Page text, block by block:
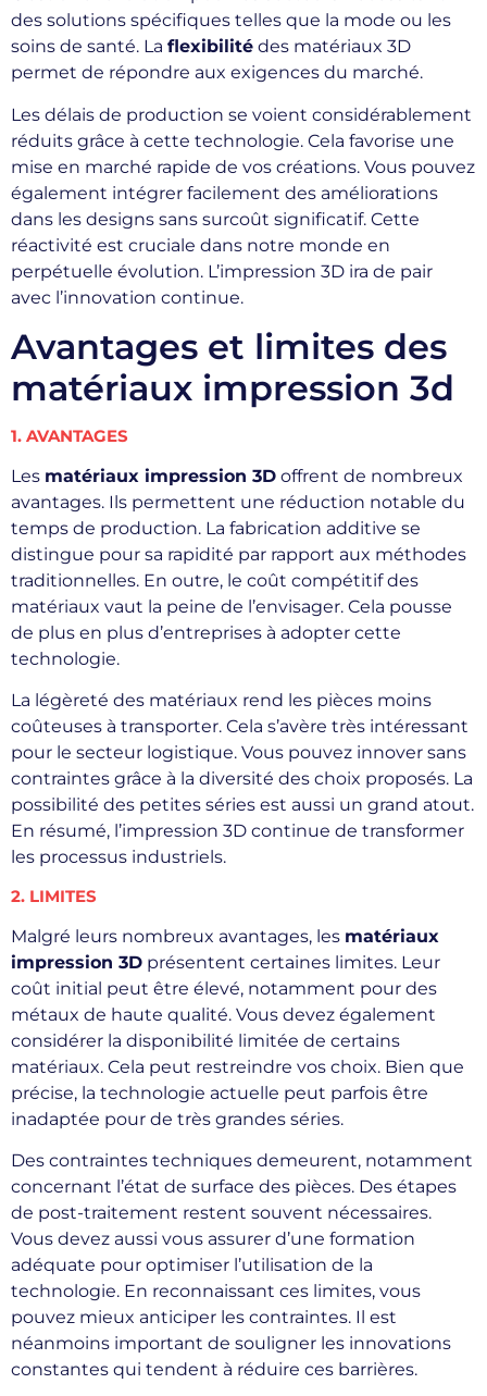
des solutions spécifiques telles que la mode ou les
soins de santé. La flexibilité des matériaux 3D
permet de répondre aux exigences du marché.
Les délais de production se voient considérablement
réduits grâce à cette technologie. Cela favorise une
mise en marché rapide de vos créations. Vous pouvez
également intégrer facilement des améliorations
dans les designs sans surcoût significatif. Cette
réactivité est cruciale dans notre monde en
perpétuelle évolution. L’impression 3D ira de pair
avec l’innovation continue.
Avantages et limites des
matériaux impression 3d
1. AVANTAGES
Les matériaux impression 3D offrent de nombreux
avantages. Ils permettent une réduction notable du
temps de production. La fabrication additive se
distingue pour sa rapidité par rapport aux méthodes
traditionnelles. En outre, le coût compétitif des
matériaux vaut la peine de l’envisager. Cela pousse
de plus en plus d’entreprises à adopter cette
technologie.
La légèreté des matériaux rend les pièces moins
coûteuses à transporter. Cela s’avère très intéressant
pour le secteur logistique. Vous pouvez innover sans
contraintes grâce à la diversité des choix proposés. La
possibilité des petites séries est aussi un grand atout.
En résumé, l’impression 3D continue de transformer
les processus industriels.
2. LIMITES
Malgré leurs nombreux avantages, les matériaux
impression 3D présentent certaines limites. Leur
coût initial peut être élevé, notamment pour des
métaux de haute qualité. Vous devez également
considérer la disponibilité limitée de certains
matériaux. Cela peut restreindre vos choix. Bien que
précise, la technologie actuelle peut parfois être
inadaptée pour de très grandes séries.
Des contraintes techniques demeurent, notamment
concernant l’état de surface des pièces. Des étapes
de post-traitement restent souvent nécessaires.
Vous devez aussi vous assurer d’une formation
adéquate pour optimiser l’utilisation de la
technologie. En reconnaissant ces limites, vous
pouvez mieux anticiper les contraintes. Il est
néanmoins important de souligner les innovations
constantes qui tendent à réduire ces barrières.